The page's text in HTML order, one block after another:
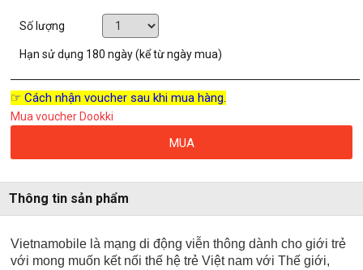
Số lượng
Hạn sử dụng 180 ngày (kể từ ngày mua)
☞ Cách nhận voucher sau khi mua hàng.
Mua voucher Dookki
MUA
Thông tin sản phẩm
Vietnamobile là mạng di động viễn thông dành cho giới trẻ
với mong muốn kết nối thế hệ trẻ Việt nam với Thế giới,